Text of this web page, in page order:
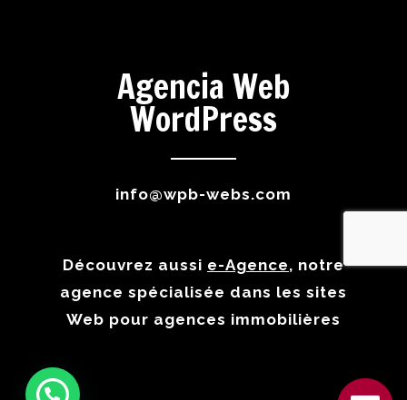
Agencia Web
WordPress
info@wpb-webs.com
Découvrez aussi e-Agence, notre
agence spécialisée dans les sites
Web pour agences immobilières